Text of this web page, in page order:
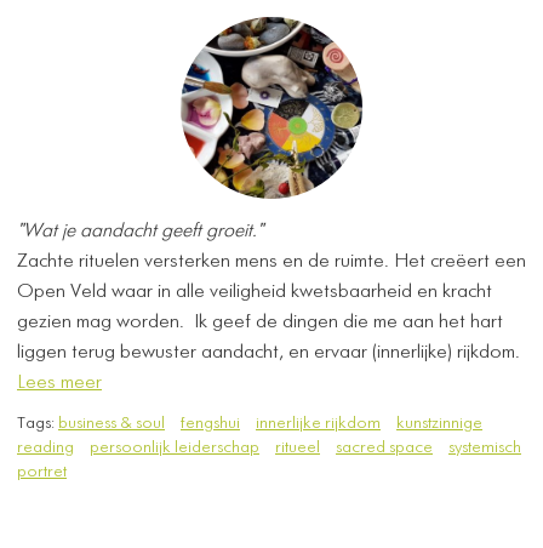
"Wat je aandacht geeft groeit."
Zachte rituelen versterken mens en de ruimte. Het creëert een
Open Veld waar in alle veiligheid kwetsbaarheid en kracht
gezien mag worden. Ik geef de dingen die me aan het hart
liggen terug bewuster aandacht, en ervaar (innerlijke) rijkdom.
Lees meer
Tags: business & soul fengshui innerlijke rijkdom
kunstzinnige
reading
persoonlijk leiderschap ritueel sacred space
systemisch
portret